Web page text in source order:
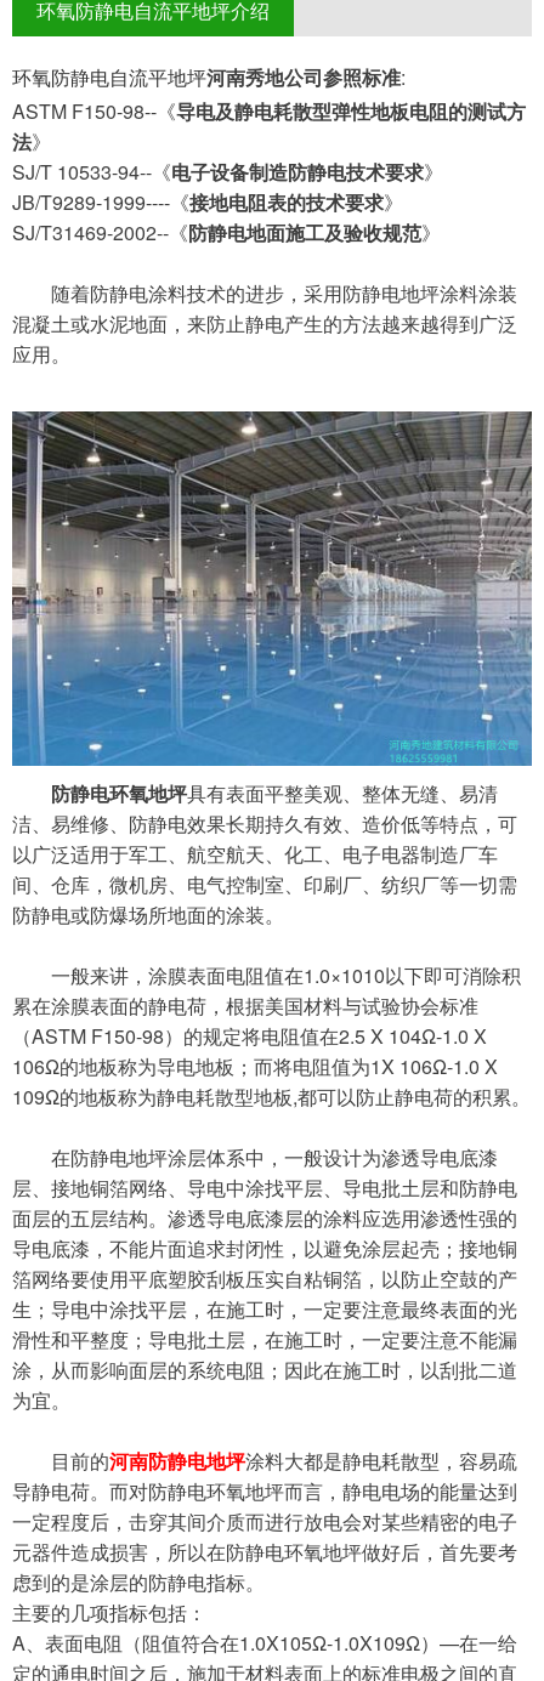
环氧防静电自流平地坪介绍
环氧防静电自流平地坪河南秀地公司参照标准:
ASTM F150-98--《导电及静电耗散型弹性地板电阻的测试方
法》
SJ/T 10533-94--《电子设备制造防静电技术要求》
JB/T9289-1999----《接地电阻表的技术要求》
SJ/T31469-2002--《防静电地面施工及验收规范》
随着防静电涂料技术的进步，采用防静电地坪涂料涂装
混凝土或水泥地面，来防止静电产生的方法越来越得到广泛
应用。
防静电环氧地坪具有表面平整美观、整体无缝、易清
洁、易维修、防静电效果长期持久有效、造价低等特点，可
以广泛适用于军工、航空航天、化工、电子电器制造厂车
间、仓库，微机房、电气控制室、印刷厂、纺织厂等一切需
防静电或防爆场所地面的涂装。
一般来讲，涂膜表面电阻值在1.0×1010以下即可消除积
累在涂膜表面的静电荷，根据美国材料与试验协会标准
（ASTM F150-98）的规定将电阻值在2.5 X 104Ω-1.0 X
106Ω的地板称为导电地板；而将电阻值为1X 106Ω-1.0 X
109Ω的地板称为静电耗散型地板,都可以防止静电荷的积累。
在防静电地坪涂层体系中，一般设计为渗透导电底漆
层、接地铜箔网络、导电中涂找平层、导电批土层和防静电
面层的五层结构。渗透导电底漆层的涂料应选用渗透性强的
导电底漆，不能片面追求封闭性，以避免涂层起壳；接地铜
箔网络要使用平底塑胶刮板压实自粘铜箔，以防止空鼓的产
生；导电中涂找平层，在施工时，一定要注意最终表面的光
滑性和平整度；导电批土层，在施工时，一定要注意不能漏
涂，从而影响面层的系统电阻；因此在施工时，以刮批二道
为宜。
目前的河南防静电地坪涂料大都是静电耗散型，容易疏
导静电荷。而对防静电环氧地坪而言，静电电场的能量达到
一定程度后，击穿其间介质而进行放电会对某些精密的电子
元器件造成损害，所以在防静电环氧地坪做好后，首先要考
虑到的是涂层的防静电指标。
主要的几项指标包括：
A、表面电阻（阻值符合在1.0X105Ω-1.0X109Ω）—在一给
定的通电时间之后，施加于材料表面上的标准电极之间的直